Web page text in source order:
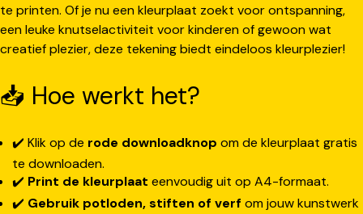
te printen. Of je nu een kleurplaat zoekt voor ontspanning,
een leuke knutselactiviteit voor kinderen of gewoon wat
creatief plezier, deze tekening biedt eindeloos kleurplezier!
📥 Hoe werkt het?
✔️ Klik op de rode downloadknop om de kleurplaat gratis
te downloaden.
✔️ Print de kleurplaat eenvoudig uit op A4-formaat.
✔️ Gebruik potloden, stiften of verf om jouw kunstwerk